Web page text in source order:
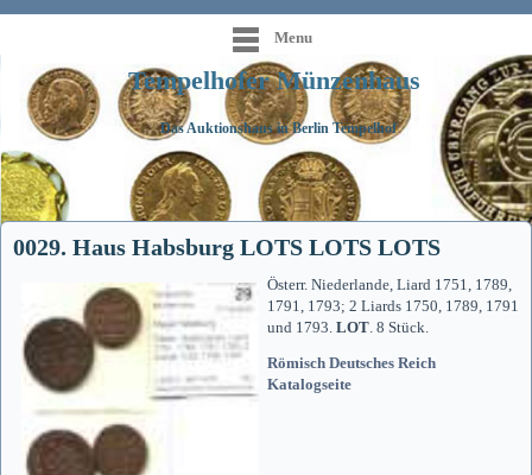
Menu
Tempelhofer Münzenhaus
Das Auktionshaus in Berlin Tempelhof
0029. Haus Habsburg LOTS LOTS LOTS
Österr. Niederlande, Liard 1751, 1789,
1791, 1793; 2 Liards 1750, 1789, 1791
und 1793. LOT. 8 Stück.
Römisch Deutsches Reich
Katalogseite